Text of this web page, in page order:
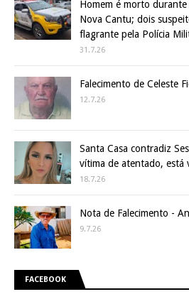
Homem é morto
Nova Cantu; dois
flagrante pela Polícia
31.7.26
Falecimento de Celeste
12.7.26
Santa Casa contradiz
vítima de atentado, está
18.7.26
Nota de Falecimento -
9.7.26
FACEBOOK